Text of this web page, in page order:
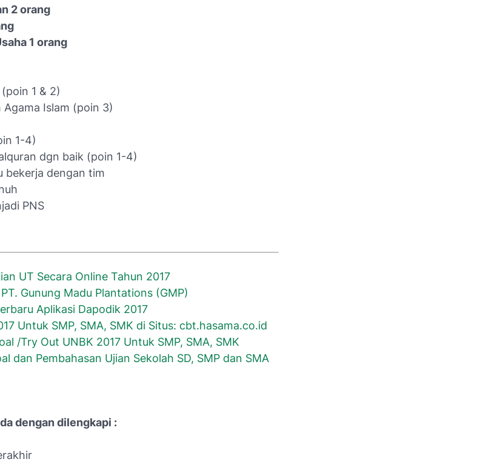
2 orang
1 orang
1 & 2)
Agama Islam (poin 3)
1-4)
dgn baik (poin 1-4)
bekerja dengan tim
PNS
UT Secara Online Tahun 2017
Gunung Madu Plantations (GMP)
Aplikasi Dapodik 2017
Untuk SMP, SMA, SMK di Situs: cbt.hasama.co.id
/Try Out UNBK 2017 Untuk SMP, SMA, SMK
dan Pembahasan Ujian Sekolah SD, SMP dan SMA
dengan dilengkapi :